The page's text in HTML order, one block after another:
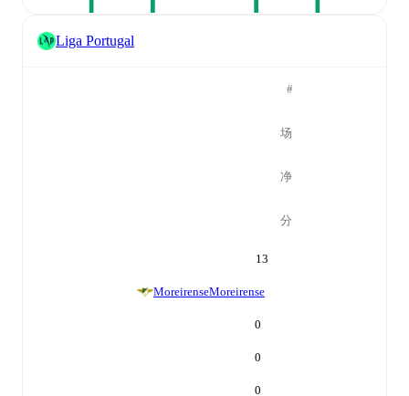
Liga Portugal
#
场
净
分
13
MoreirenseMoreirense
0
0
0